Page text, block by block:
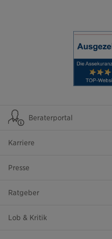
Beraterportal
Karriere
Presse
Ratgeber
Lob & Kritik